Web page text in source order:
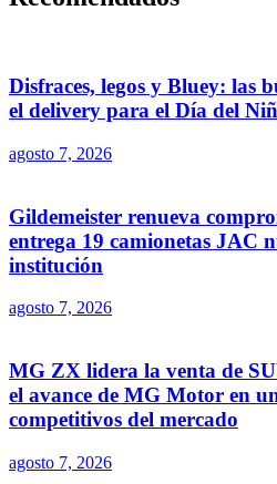
Disfraces, legos y Bluey: las
el delivery para el Día del
agosto 7, 2026
Gildemeister renueva
entrega 19 camionetas JAC
institución
agosto 7, 2026
MG ZX lidera la venta de
el avance de MG Motor en
competitivos del mercado
agosto 7, 2026